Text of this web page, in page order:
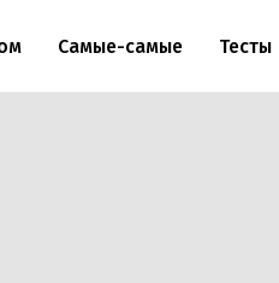
Самые-самые Тесты